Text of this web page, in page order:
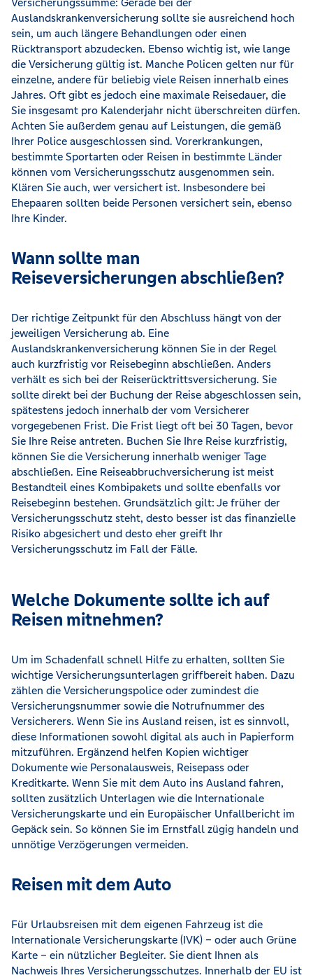
Auslandskrankenversicherung sollte sie ausreichend hoch
sein, um auch längere Behandlungen oder einen
Rücktransport abzudecken. Ebenso wichtig ist, wie lange
die Versicherung gültig ist. Manche Policen gelten nur für
einzelne, andere für beliebig viele Reisen innerhalb eines
Jahres. Oft gibt es jedoch eine maximale Reisedauer, die
Sie insgesamt pro Kalenderjahr nicht überschreiten dürfen.
Achten Sie außerdem genau auf Leistungen, die gemäß
Ihrer Police ausgeschlossen sind. Vorerkrankungen,
bestimmte Sportarten oder Reisen in bestimmte Länder
können vom Versicherungsschutz ausgenommen sein.
Klären Sie auch, wer versichert ist. Insbesondere bei
Ehepaaren sollten beide Personen versichert sein, ebenso
Ihre Kinder.
Wann sollte man
Reiseversicherungen abschließen?
Der richtige Zeitpunkt für den Abschluss hängt von der
jeweiligen Versicherung ab. Eine
Auslandskrankenversicherung können Sie in der Regel
auch kurzfristig vor Reisebeginn abschließen. Anders
verhält es sich bei der Reiserücktrittsversicherung. Sie
sollte direkt bei der Buchung der Reise abgeschlossen sein,
spätestens jedoch innerhalb der vom Versicherer
vorgegebenen Frist. Die Frist liegt oft bei 30 Tagen, bevor
Sie Ihre Reise antreten. Buchen Sie Ihre Reise kurzfristig,
können Sie die Versicherung innerhalb weniger Tage
abschließen. Eine Reiseabbruchversicherung ist meist
Bestandteil eines Kombipakets und sollte ebenfalls vor
Reisebeginn bestehen. Grundsätzlich gilt: Je früher der
Versicherungsschutz steht, desto besser ist das finanzielle
Risiko abgesichert und desto eher greift Ihr
Versicherungsschutz im Fall der Fälle.
Welche Dokumente sollte ich auf
Reisen mitnehmen?
Um im Schadenfall schnell Hilfe zu erhalten, sollten Sie
wichtige Versicherungsunterlagen griffbereit haben. Dazu
zählen die Versicherungspolice oder zumindest die
Versicherungsnummer sowie die Notrufnummer des
Versicherers. Wenn Sie ins Ausland reisen, ist es sinnvoll,
diese Informationen sowohl digital als auch in Papierform
mitzuführen. Ergänzend helfen Kopien wichtiger
Dokumente wie Personalausweis, Reisepass oder
Kreditkarte. Wenn Sie mit dem Auto ins Ausland fahren,
sollten zusätzlich Unterlagen wie die Internationale
Versicherungskarte und ein Europäischer Unfallbericht im
Gepäck sein. So können Sie im Ernstfall zügig handeln und
unnötige Verzögerungen vermeiden.
Reisen mit dem Auto
Für Urlaubsreisen mit dem eigenen Fahrzeug ist die
Internationale Versicherungskarte (IVK) – oder auch Grüne
Karte – ein nützlicher Begleiter. Sie dient Ihnen als
Nachweis Ihres Versicherungsschutzes. Innerhalb der EU ist